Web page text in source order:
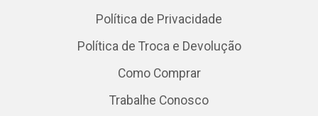
Política de Privacidade
Política de Troca e Devolução
Como Comprar
Trabalhe Conosco